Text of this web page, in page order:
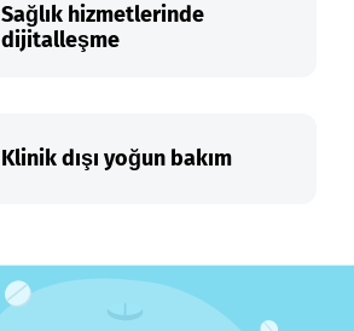
Sağlık hizmetlerinde
dijitalleşme
Klinik dışı yoğun bakım